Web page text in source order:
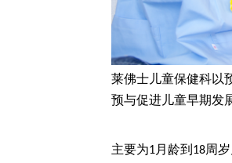
莱佛士儿童保健科以
预与促进儿童早期发
主要为1月龄到 18周